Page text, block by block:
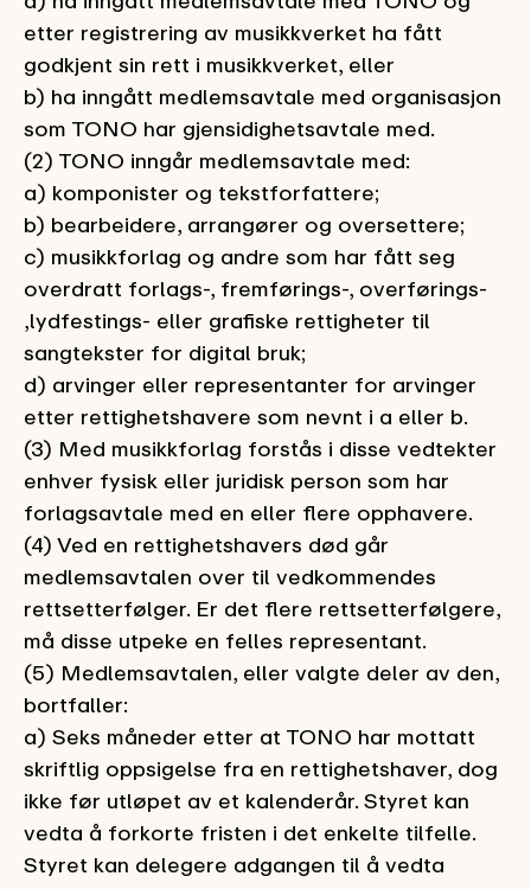
etter registrering av musikkverket ha fått
godkjent sin rett i musikkverket, eller
b) ha inngått medlemsavtale med organisasjon
som TONO har gjensidighetsavtale med.
(2) TONO inngår medlemsavtale med:
a) komponister og tekstforfattere;
b) bearbeidere, arrangører og oversettere;
c) musikkforlag og andre som har fått seg
overdratt forlags-, fremførings-, overførings-
,lydfestings- eller grafiske rettigheter til
sangtekster for digital bruk;
d) arvinger eller representanter for arvinger
etter rettighetshavere som nevnt i a eller b.
(3) Med musikkforlag forstås i disse vedtekter
enhver fysisk eller juridisk person som har
forlagsavtale med en eller flere opphavere.
(4) Ved en rettighetshavers død går
medlemsavtalen over til vedkommendes
rettsetterfølger. Er det flere rettsetterfølgere,
må disse utpeke en felles representant.
(5) Medlemsavtalen, eller valgte deler av den,
bortfaller:
a) Seks måneder etter at TONO har mottatt
skriftlig oppsigelse fra en rettighetshaver, dog
ikke før utløpet av et kalenderår. Styret kan
vedta å forkorte fristen i det enkelte tilfelle.
Styret kan delegere adgangen til å vedta